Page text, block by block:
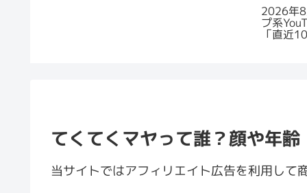
2026年
プ系
「直近
てくてくマヤって誰？顔や年
当サイトではアフィリエイト広告を利用して